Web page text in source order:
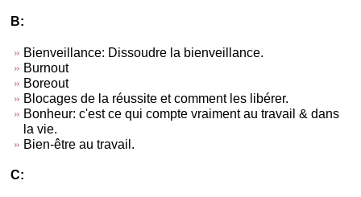
B:
Bienveillance: Dissoudre la bienveillance.
Burnout
Boreout
Blocages de la réussite et comment les libérer.
Bonheur: c'est ce qui compte vraiment au travail & dans
la vie.
Bien-être au travail.
C: